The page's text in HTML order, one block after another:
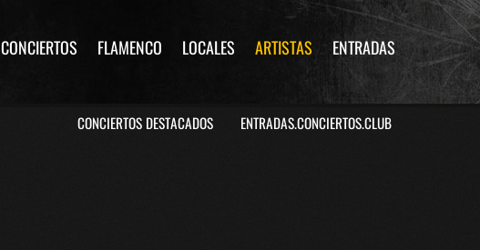
CONCIERTOS FLAMENCO LOCALES ARTISTAS ENTRADAS
CONCIERTOS DESTACADOS ENTRADAS.CONCIERTOS.CLUB